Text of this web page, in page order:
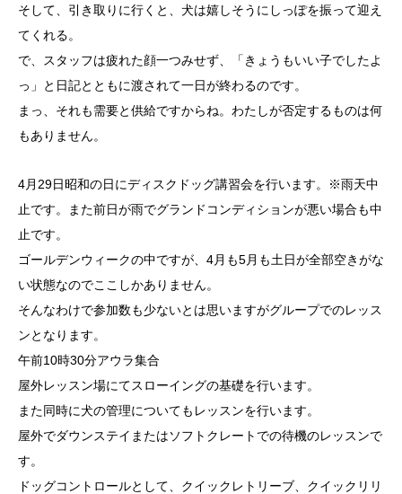
そして、引き取りに行くと、犬は嬉しそうにしっぽを振って迎え
てくれる。
で、スタッフは疲れた顔一つみせず、「きょうもいい子でしたよ
っ」と日記とともに渡されて一日が終わるのです。
まっ、それも需要と供給ですからね。わたしが否定するものは何
もありません。
4月29日昭和の日にディスクドッグ講習会を行います。※雨天中
止です。また前日が雨でグランドコンディションが悪い場合も中
止です。
ゴールデンウィークの中ですが、4月も5月も土日が全部空きがな
い状態なのでここしかありません。
そんなわけで参加数も少ないとは思いますがグループでのレッス
ンとなります。
午前10時30分アウラ集合
屋外レッスン場にてスローイングの基礎を行います。
また同時に犬の管理についてもレッスンを行います。
屋外でダウンステイまたはソフトクレートでの待機のレッスンで
す。
ドッグコントロールとして、クイックレトリーブ、クイックリリ